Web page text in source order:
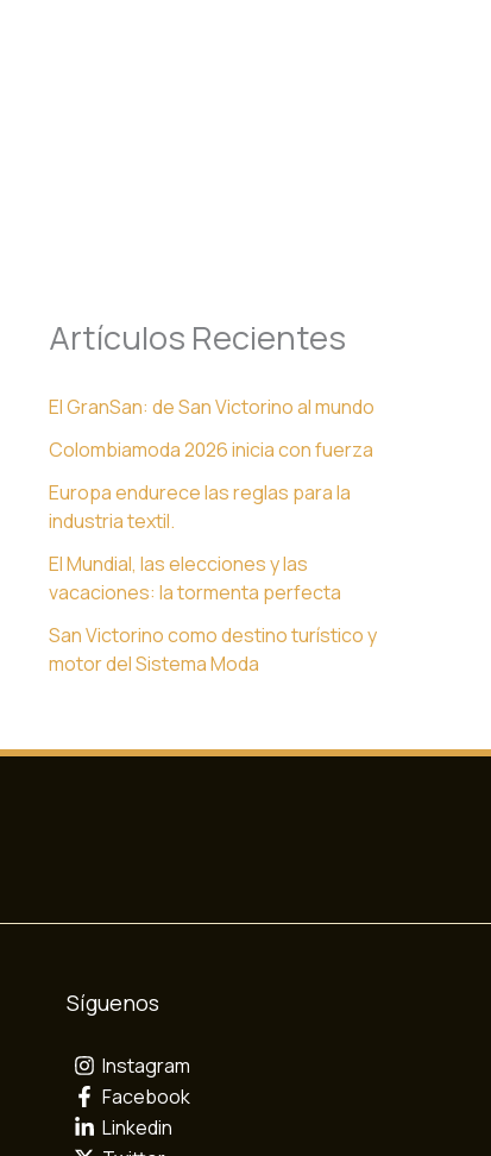
Artículos Recientes
El GranSan: de San Victorino al mundo
Colombiamoda 2026 inicia con fuerza
Europa endurece las reglas para la
industria textil.
El Mundial, las elecciones y las
vacaciones: la tormenta perfecta
San Victorino como destino turístico y
motor del Sistema Moda
Síguenos
Instagram
Facebook
Linkedin